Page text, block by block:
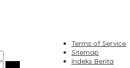
Terms of Service
Sitemap
Indeks Berita